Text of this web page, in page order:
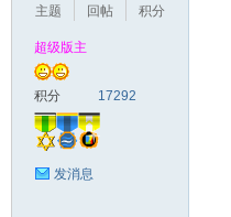
主题
回帖
积分
超级版主
积分 17292
发消息